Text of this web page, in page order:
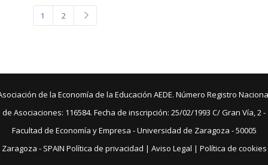
1 2
de la Economía de la Educación AEDE. Número Registro
de Asociaciones: 116584. Fecha de inscripción: 25/02/1993 C/ Gran Vía, 2 -
Facultad de Economía y Empresa - Universidad de Zaragoza - 50005
Zaragoza - SPAIN Política de privacidad | Aviso Legal | Política de cookies